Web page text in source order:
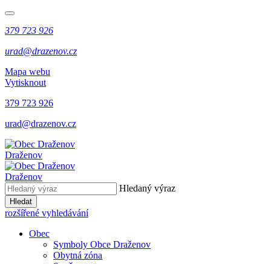
379 723 926
urad@drazenov.cz
Mapa webu
Vytisknout
379 723 926
urad@drazenov.cz
Draženov
Draženov
Hledaný výraz
Hledat
rozšířené vyhledávání
Obec
Symboly Obce Draženov
Obytná zóna